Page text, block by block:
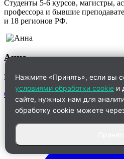
Студенты 5-6 курсов, магистры,
профессора и бывшие
и 18 регионов РФ.
Анна
Менеджер по работе с клиентами
Связаться
Нажмите «Принять», если вы
условиями обработки cookie и
сайте, нужных нам для
обработку cookie можете